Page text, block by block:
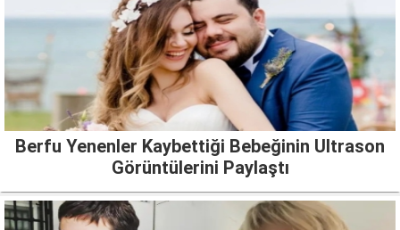
Berfu Yenenler Kaybettiği Bebeğinin Ultrason
Görüntülerini Paylaştı